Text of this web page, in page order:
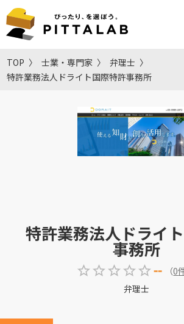
TOP 士業・専門家
弁理士
特許業務法人ドライト国際特許事務所
特許業務法人ドライ
事務所
-- （0
弁理士